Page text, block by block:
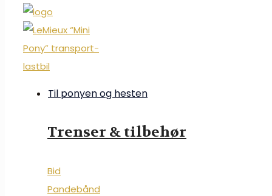
Til ponyen og hesten
Trenser & tilbehør
Bid
Pandebånd